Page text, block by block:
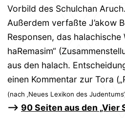
Vorbild des Schulchan Aruch.
Außerdem verfaßte J’akow
Responsen, das halachische
haRemasim“
aus den halach.
einen Kommentar zur Tora
(nach ‚Neues Lexikon des
–> 90 Seiten aus den „Vier